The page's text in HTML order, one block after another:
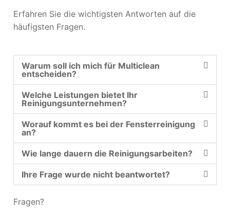
Erfahren Sie die wichtigsten Antworten auf die
häufigsten Fragen.
Warum soll ich mich für Multiclean
entscheiden?
Welche Leistungen bietet Ihr
Reinigungsunternehmen?
Worauf kommt es bei der Fensterreinigung
an?
Wie lange dauern die Reinigungsarbeiten?
Ihre Frage wurde nicht beantwortet?
Fragen?